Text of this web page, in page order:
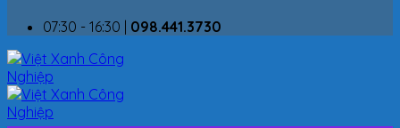
07:30 - 16:30 | 098.441.3730